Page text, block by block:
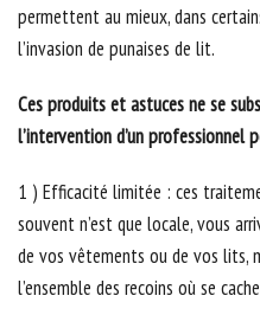
permettent au mieux, dans
l’invasion de punaises de lit.
Ces produits et astuces ne se
l’intervention d’un professionnel
1 ) Efficacité limitée : ces
souvent n’est que locale, vous
de vos vêtements ou de vos lits,
l’ensemble des recoins où se